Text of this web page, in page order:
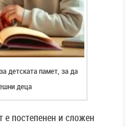
детската памет, за да
деца
е постепенен и сложен